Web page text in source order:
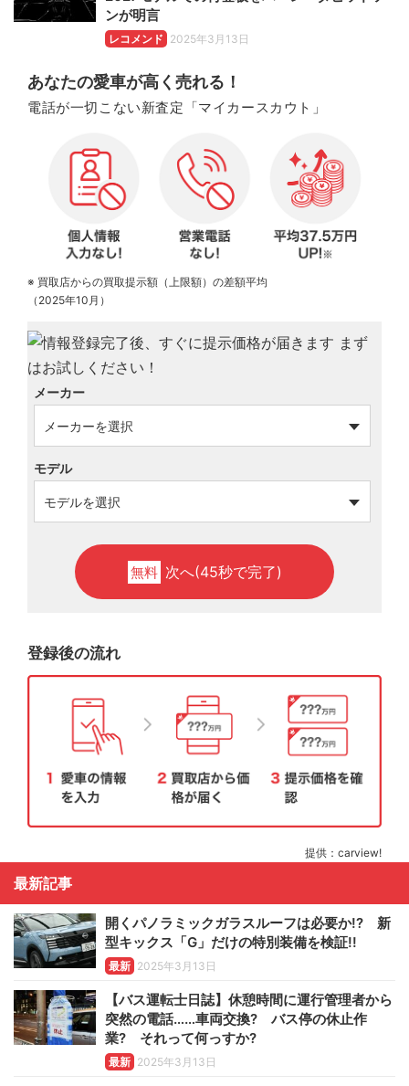
ンが明言
レコメンド 2025年3月13日
あなたの愛車が高く売れる！
電話が一切こない新査定「マイカースカウト」
※ 買取店からの買取提示額（上限額）の差額平均
（2025年10月）
メーカー
モデル
無料 次へ(45秒で完了)
登録後の流れ
提供：carview!
最新記事
開くパノラミックガラスルーフは必要か!? 新
型キックス「G」だけの特別装備を検証!!
最新 2025年3月13日
【バス運転士日誌】休憩時間に運行管理者から
突然の電話……車両交換? バス停の休止作
業? それって何っすか?
最新 2025年3月13日